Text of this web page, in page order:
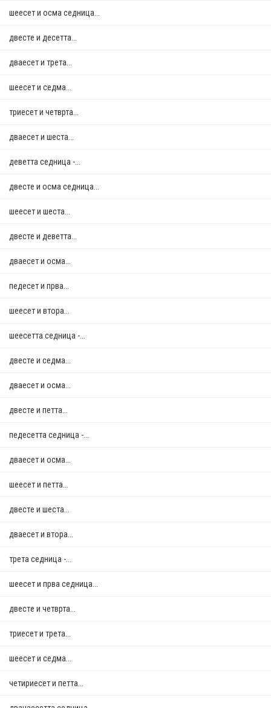
шеесет и осма седница...
двестe и десетта...
дваесет и трета...
шеесет и седма...
триесет и четврта...
дваесет и шеста...
деветта седница -...
двестe и осма седница...
шеесет и шеста...
двестe и деветта...
дваесет и осма...
педесет и прва...
шеесет и втора...
шеесетта седница -...
двестe и седма...
дваесет и осма...
двестe и петта...
педесетта седница -...
дваесет и осма...
шеесет и петта...
двестe и шеста...
дваесет и втора...
трета седница -...
шеесет и прва седница...
двестe и четврта...
триесет и трета...
шеесет и седма...
четириесет и петта...